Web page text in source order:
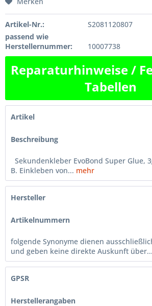
Artikel-Nr.:
S2081120807
passend wie
Herstellernummer:
10007738
Reparaturhinweise /
Tabellen
Artikel
Beschreibung
Sekundenkleber EvoBond Super Glue,
B. Einkleben von... mehr
Hersteller
Artikelnummern
folgende Synonyme dienen
und geben keine direkte Auskunft über...
GPSR
Herstellerangaben